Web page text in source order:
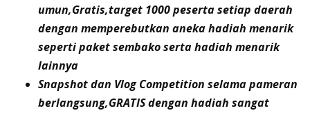
umun,Gratis,target 1000 peserta setiap daerah
dengan memperebutkan aneka hadiah menarik
seperti paket sembako serta hadiah menarik
lainnya
Snapshot dan Vlog Competition selama pameran
berlangsung,GRATIS dengan hadiah sangat